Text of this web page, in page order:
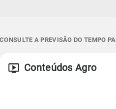
CONSULTE A PREVISÃO DO TEMPO
Conteúdos Agro